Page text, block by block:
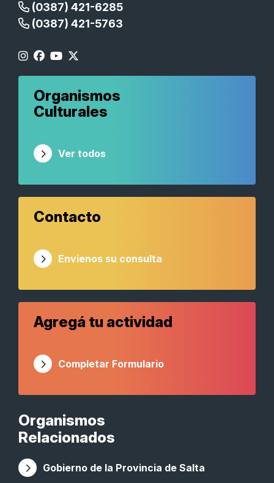
(0387) 421-6285
(0387) 421-5763
Organismos
Relacionados
Gobierno de la Provincia de Salta
Organismos
Culturales
Ver todos
Contacto
Envienos su consulta
Agregá tu actividad
Completar Formulario